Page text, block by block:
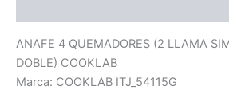
ANAFE 4 QUEMADORES (2 LLAMA
DOBLE) COOKLAB
Marca: COOKLAB ITJ_54115G